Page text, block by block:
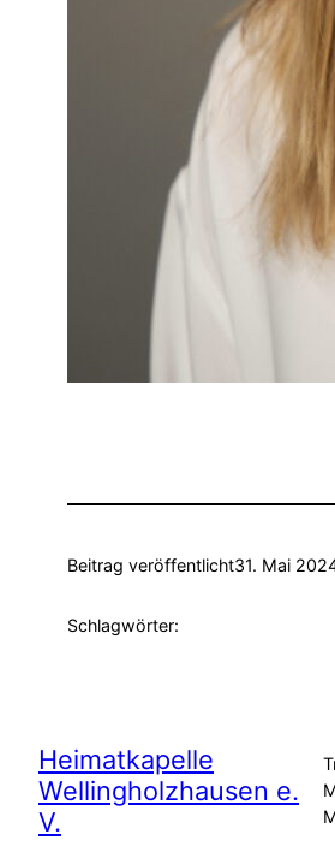
Beitrag veröffentlicht31. Mai
Schlagwörter:
Heimatkapelle
Wellingholzhausen e.
V.